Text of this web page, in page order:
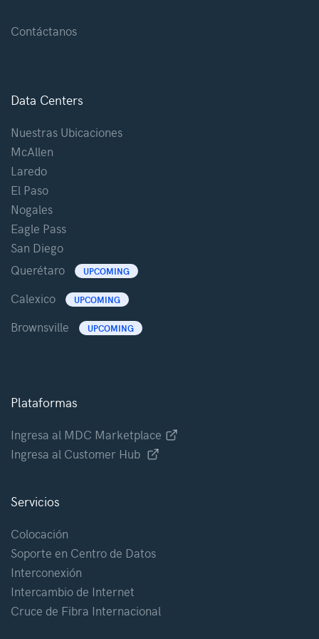
Contáctanos
Data Centers
Nuestras Ubicaciones
McAllen
Laredo
El Paso
Nogales
Eagle Pass
San Diego
Querétaro
UPCOMING
Calexico UPCOMING
Brownsville UPCOMING
Plataformas
Ingresa al MDC Marketplace
Ingresa al Customer Hub
Servicios
Colocación
Soporte en Centro de Datos
Interconexión
Intercambio de Internet
Cruce de Fibra Internacional